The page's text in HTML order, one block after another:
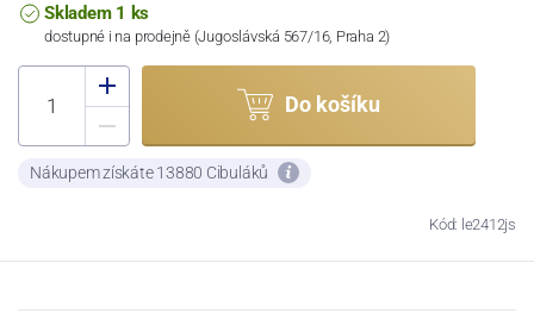
Skladem 1 ks
dostupné i na prodejně (Jugoslávská 567/16, Praha 2)
Do košíku
Nákupem získáte 13880 Cibuláků
Kód: le2412js